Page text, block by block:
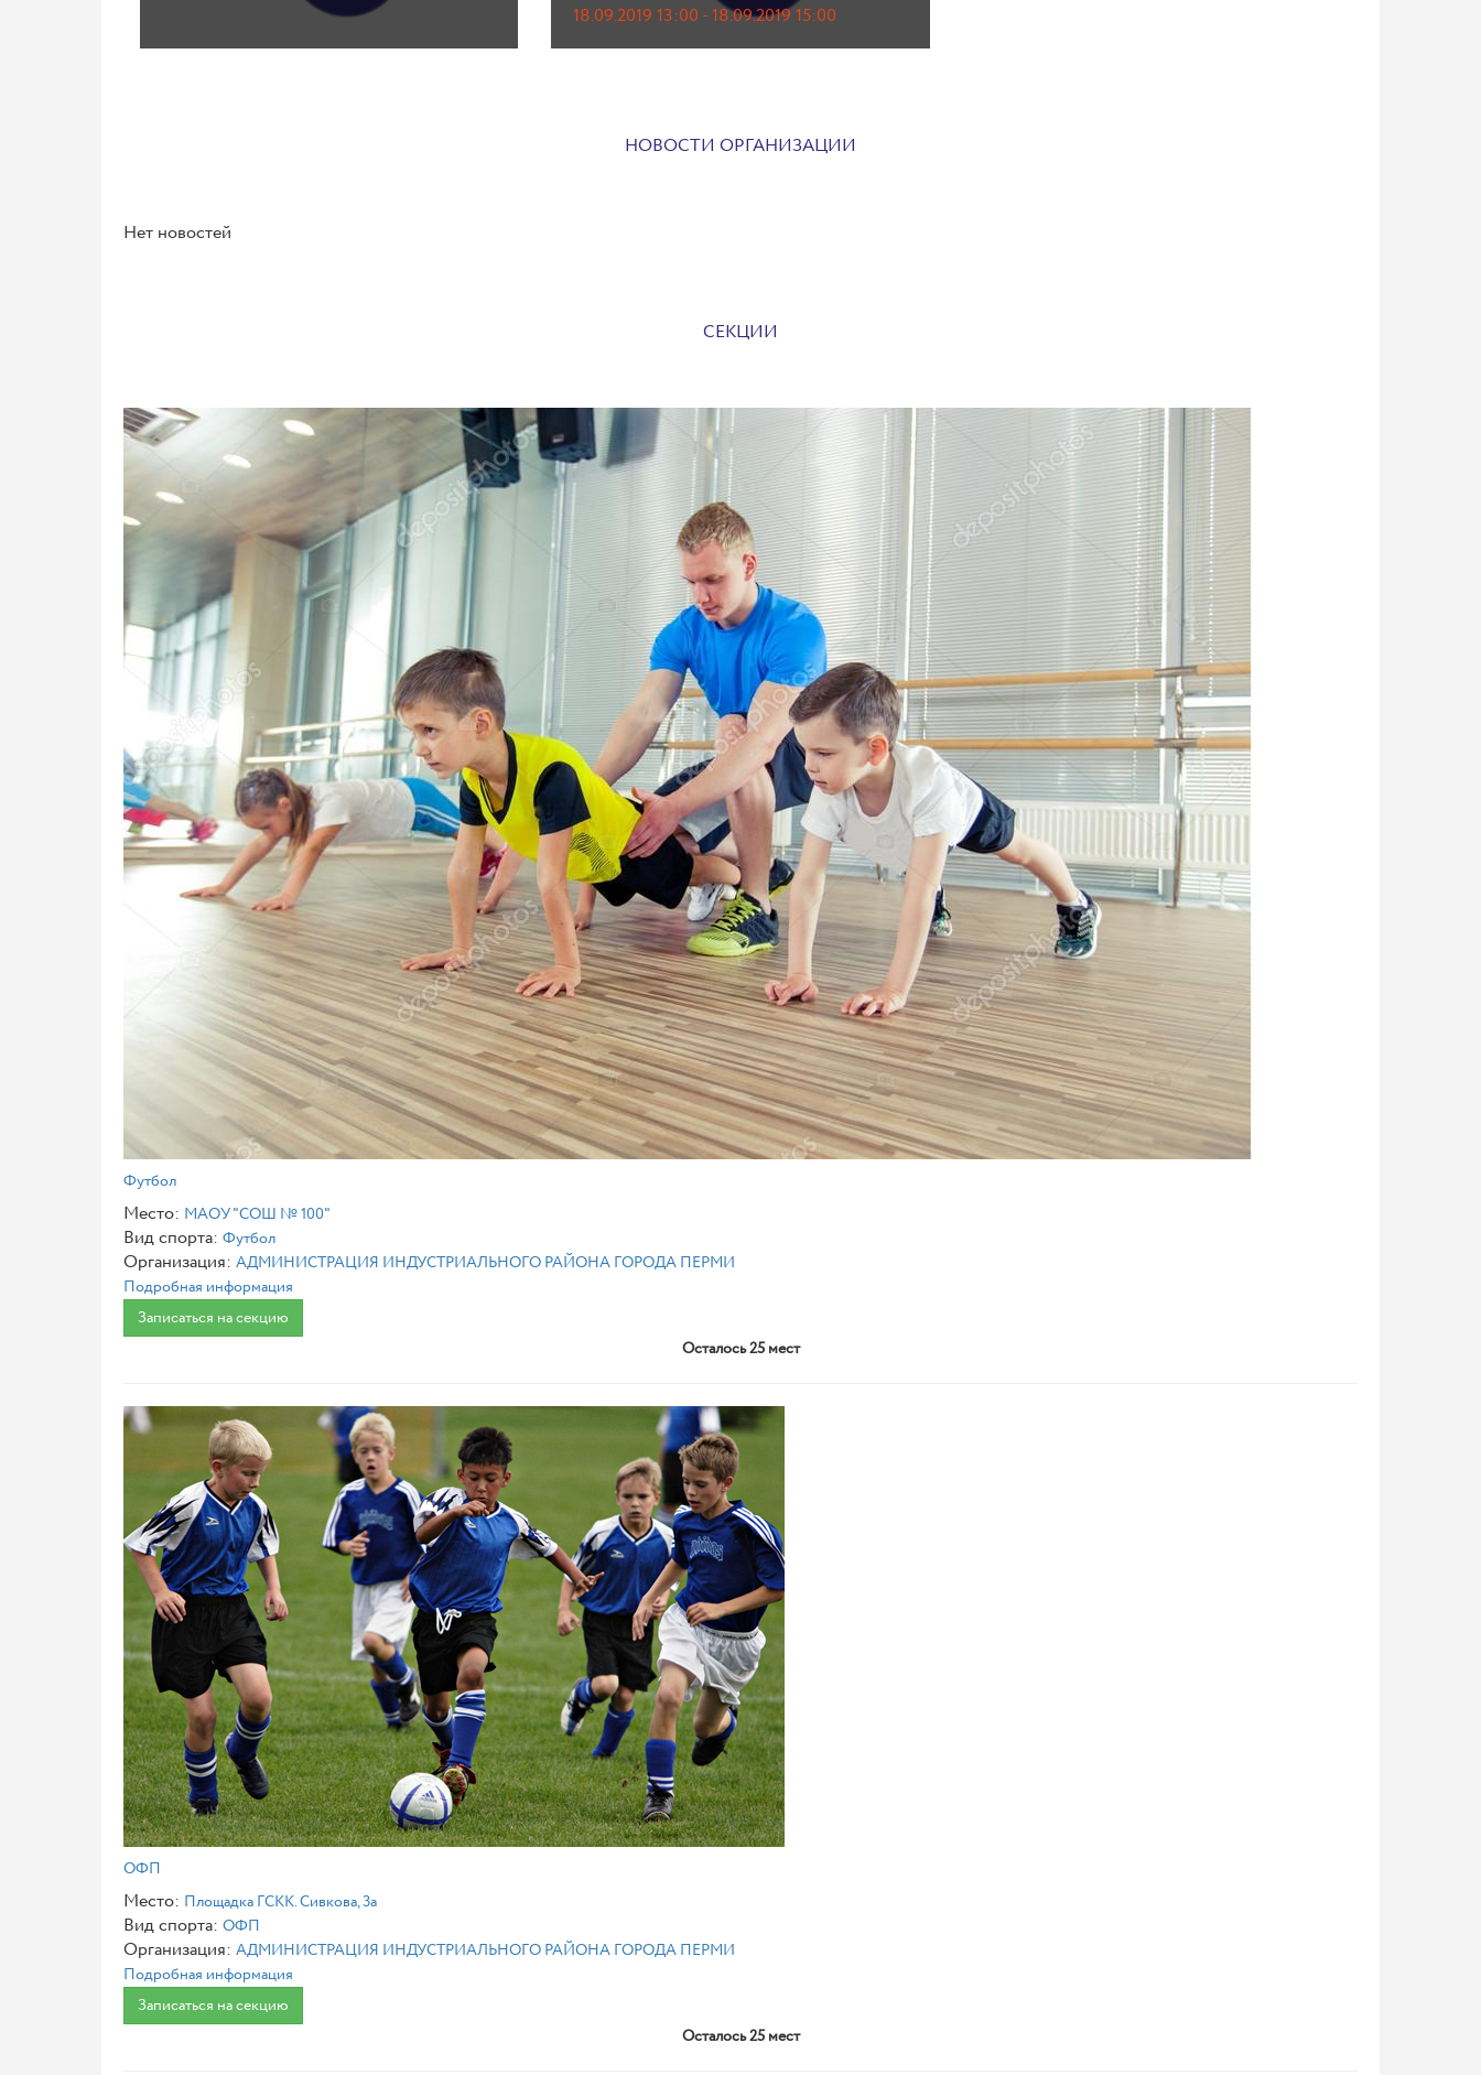
18.09.2019 13:00 - 18.09.2019 15:00
НОВОСТИ ОРГАНИЗАЦИИ
Нет новостей
СЕКЦИИ
Футбол
Место: МАОУ "СОШ № 100"
Вид спорта: Футбол
Организация: АДМИНИСТРАЦИЯ ИНДУСТРИАЛЬНОГО РАЙОНА ГОРОДА ПЕРМИ
Подробная информация
Записаться на секцию
Осталось 25 мест
ОФП
Место: Площадка ГСКК. Сивкова, 3а
Вид спорта: ОФП
Организация: АДМИНИСТРАЦИЯ ИНДУСТРИАЛЬНОГО РАЙОНА ГОРОДА ПЕРМИ
Подробная информация
Записаться на секцию
Осталось 25 мест